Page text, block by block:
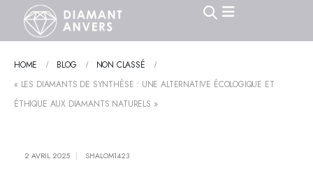
HOME BLOG
NON CLASSÉ
« LES DIAMANTS DE SYNTHÈSE : UNE ALTERNATIVE ÉCOLOGIQUE ET
ÉTHIQUE AUX DIAMANTS NATURELS »
2 AVRIL 2025 SHALOM1423